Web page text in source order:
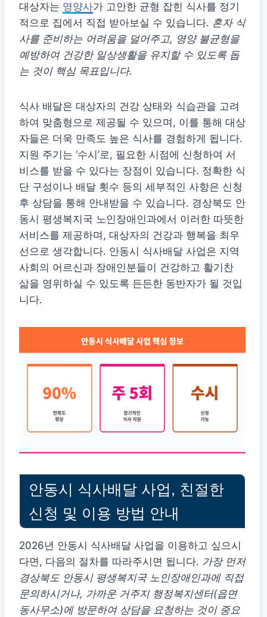
대상자는 영양사가 고안한 균형 잡힌 식사를 정기
적으로 집에서 직접 받아보실 수 있습니다. 혼자 식
사를 준비하는 어려움을 덜어주고, 영양 불균형을
예방하여 건강한 일상생활을 유지할 수 있도록 돕
는 것이 핵심 목표입니다.
식사 배달은 대상자의 건강 상태와 식습관을 고려
하여 맞춤형으로 제공될 수 있으며, 이를 통해 대상
자들은 더욱 만족도 높은 식사를 경험하게 됩니다.
지원 주기는 ‘수시’로, 필요한 시점에 신청하여 서
비스를 받을 수 있다는 장점이 있습니다. 정확한 식
단 구성이나 배달 횟수 등의 세부적인 사항은 신청
후 상담을 통해 안내받을 수 있습니다. 경상북도 안
동시 평생복지국 노인장애인과에서 이러한 따뜻한
서비스를 제공하며, 대상자의 건강과 행복을 최우
선으로 생각합니다. 안동시 식사배달 사업은 지역
사회의 어르신과 장애인분들이 건강하고 활기찬
삶을 영위하실 수 있도록 든든한 동반자가 될 것입
니다.
안동시 식사배달 사업, 친절한
신청 및 이용 방법 안내
2026년 안동시 식사배달 사업을 이용하고 싶으시
다면, 다음의 절차를 따라주시면 됩니다. 가장 먼저
경상북도 안동시 평생복지국 노인장애인과에 직접
문의하시거나, 가까운 거주지 행정복지센터(읍면
동사무소)에 방문하여 상담을 요청하는 것이 중요